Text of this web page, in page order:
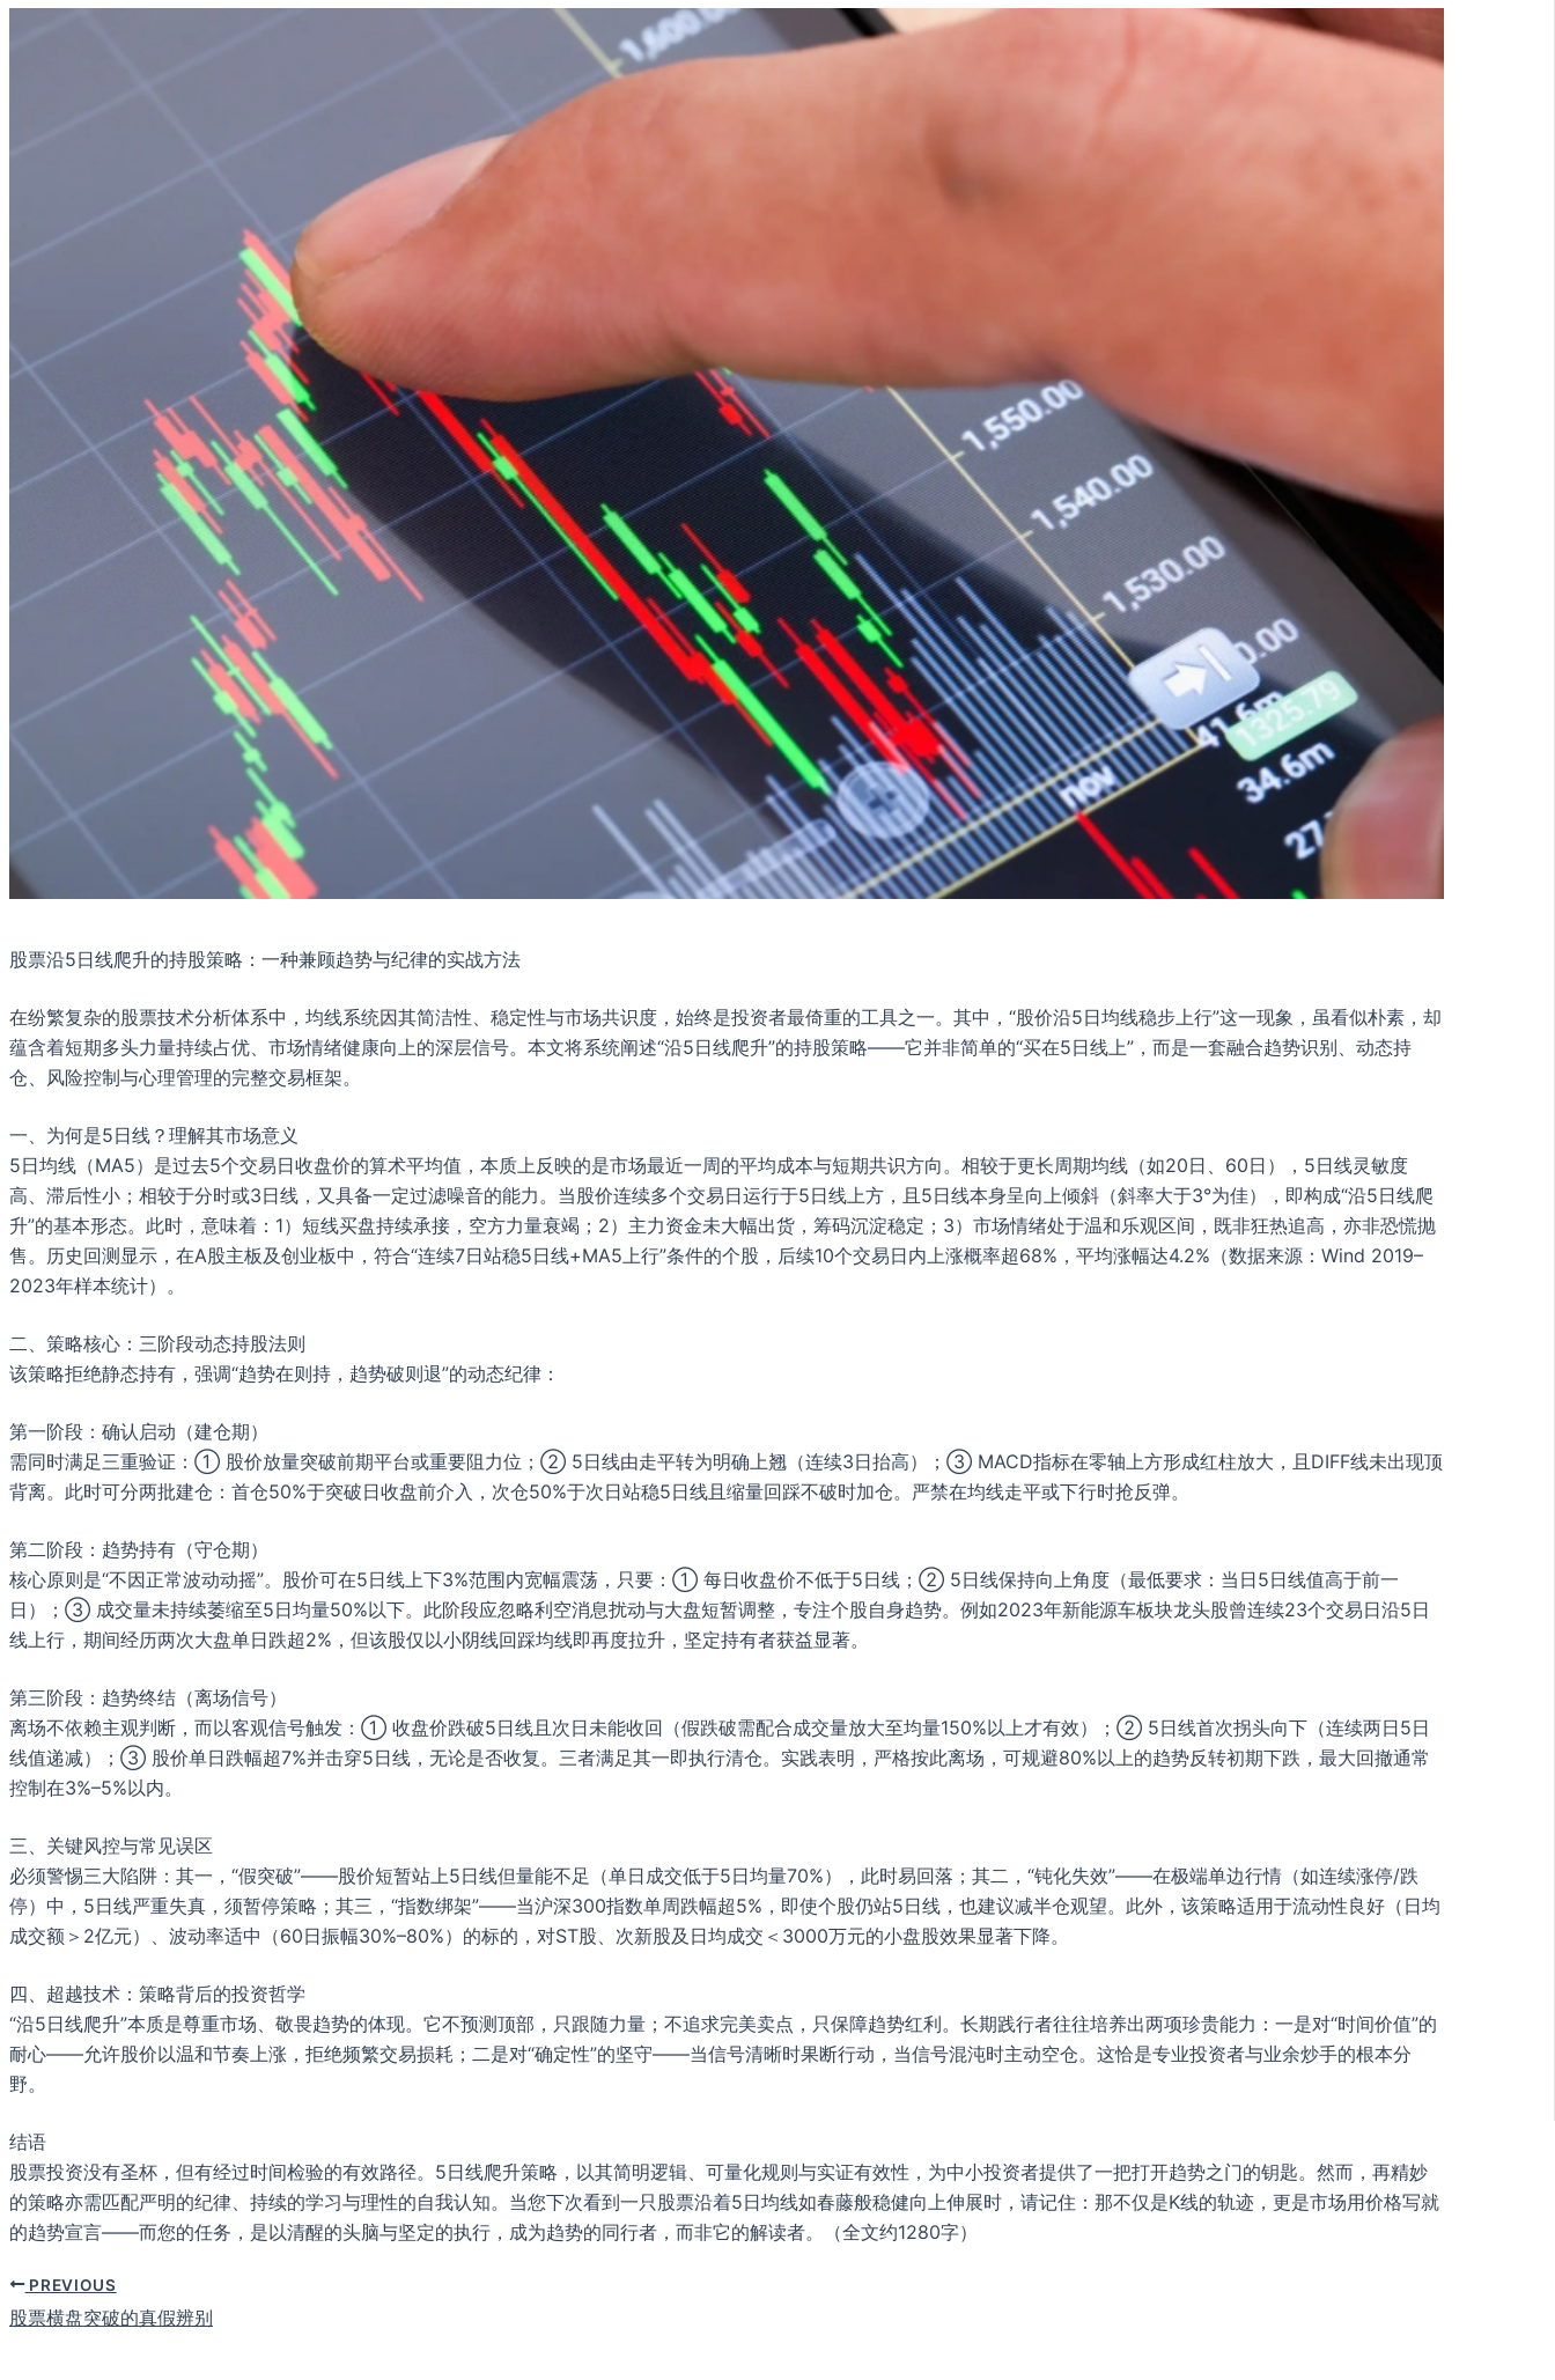
股票沿5日线爬升的持股策略：一种兼顾趋势与纪律的实战方法
在纷繁复杂的股票技术分析体系中，均线系统因其简洁性、稳定性与市场共识度，始终是投资者最倚重的工具之一。其中，“股价沿5日均线稳步上行”这一现象，虽看似朴素，却
蕴含着短期多头力量持续占优、市场情绪健康向上的深层信号。本文将系统阐述“沿5日线爬升”的持股策略——它并非简单的“买在5日线上”，而是一套融合趋势识别、动态持
仓、风险控制与心理管理的完整交易框架。
一、为何是5日线？理解其市场意义
5日均线（MA5）是过去5个交易日收盘价的算术平均值，本质上反映的是市场最近一周的平均成本与短期共识方向。相较于更长周期均线（如20日、60日），5日线灵敏度
高、滞后性小；相较于分时或3日线，又具备一定过滤噪音的能力。当股价连续多个交易日运行于5日线上方，且5日线本身呈向上倾斜（斜率大于3°为佳），即构成“沿5日线爬
升”的基本形态。此时，意味着：1）短线买盘持续承接，空方力量衰竭；2）主力资金未大幅出货，筹码沉淀稳定；3）市场情绪处于温和乐观区间，既非狂热追高，亦非恐慌抛
售。历史回测显示，在A股主板及创业板中，符合“连续7日站稳5日线+MA5上行”条件的个股，后续10个交易日内上涨概率超68%，平均涨幅达4.2%（数据来源：Wind 2019–
2023年样本统计）。
二、策略核心：三阶段动态持股法则
该策略拒绝静态持有，强调“趋势在则持，趋势破则退”的动态纪律：
第一阶段：确认启动（建仓期）
需同时满足三重验证：① 股价放量突破前期平台或重要阻力位；② 5日线由走平转为明确上翘（连续3日抬高）；③ MACD指标在零轴上方形成红柱放大，且DIFF线未出现顶
背离。此时可分两批建仓：首仓50%于突破日收盘前介入，次仓50%于次日站稳5日线且缩量回踩不破时加仓。严禁在均线走平或下行时抢反弹。
第二阶段：趋势持有（守仓期）
核心原则是“不因正常波动动摇”。股价可在5日线上下3%范围内宽幅震荡，只要：① 每日收盘价不低于5日线；② 5日线保持向上角度（最低要求：当日5日线值高于前一
日）；③ 成交量未持续萎缩至5日均量50%以下。此阶段应忽略利空消息扰动与大盘短暂调整，专注个股自身趋势。例如2023年新能源车板块龙头股曾连续23个交易日沿5日
线上行，期间经历两次大盘单日跌超2%，但该股仅以小阴线回踩均线即再度拉升，坚定持有者获益显著。
第三阶段：趋势终结（离场信号）
离场不依赖主观判断，而以客观信号触发：① 收盘价跌破5日线且次日未能收回（假跌破需配合成交量放大至均量150%以上才有效）；② 5日线首次拐头向下（连续两日5日
线值递减）；③ 股价单日跌幅超7%并击穿5日线，无论是否收复。三者满足其一即执行清仓。实践表明，严格按此离场，可规避80%以上的趋势反转初期下跌，最大回撤通常
控制在3%–5%以内。
三、关键风控与常见误区
必须警惕三大陷阱：其一，“假突破”——股价短暂站上5日线但量能不足（单日成交低于5日均量70%），此时易回落；其二，“钝化失效”——在极端单边行情（如连续涨停/跌
停）中，5日线严重失真，须暂停策略；其三，“指数绑架”——当沪深300指数单周跌幅超5%，即使个股仍站5日线，也建议减半仓观望。此外，该策略适用于流动性良好（日均
成交额＞2亿元）、波动率适中（60日振幅30%–80%）的标的，对ST股、次新股及日均成交＜3000万元的小盘股效果显著下降。
四、超越技术：策略背后的投资哲学
“沿5日线爬升”本质是尊重市场、敬畏趋势的体现。它不预测顶部，只跟随力量；不追求完美卖点，只保障趋势红利。长期践行者往往培养出两项珍贵能力：一是对“时间价值”的
耐心——允许股价以温和节奏上涨，拒绝频繁交易损耗；二是对“确定性”的坚守——当信号清晰时果断行动，当信号混沌时主动空仓。这恰是专业投资者与业余炒手的根本分
野。
结语
股票投资没有圣杯，但有经过时间检验的有效路径。5日线爬升策略，以其简明逻辑、可量化规则与实证有效性，为中小投资者提供了一把打开趋势之门的钥匙。然而，再精妙
的策略亦需匹配严明的纪律、持续的学习与理性的自我认知。当您下次看到一只股票沿着5日均线如春藤般稳健向上伸展时，请记住：那不仅是K线的轨迹，更是市场用价格写就
的趋势宣言——而您的任务，是以清醒的头脑与坚定的执行，成为趋势的同行者，而非它的解读者。（全文约1280字）
PREVIOUS
股票横盘突破的真假辨别